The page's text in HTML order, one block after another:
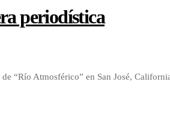
periodística
“Río Atmosférico” en San José,